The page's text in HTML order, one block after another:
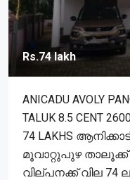
Rs.74 lakh
ANICADU AVOLY
TALUK 8.5 CENT
74 LAKHS
മൂവാറ്റുപുഴ താലൂക്ക്
വില്പനക്ക് വില 74